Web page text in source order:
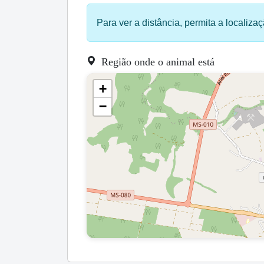
Para ver a distância, permita a
Região onde o animal está
+
−